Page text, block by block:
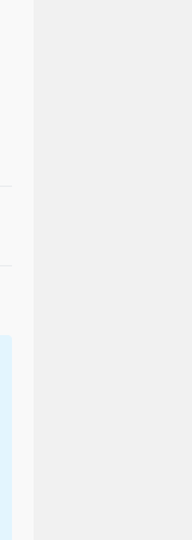
Mulai